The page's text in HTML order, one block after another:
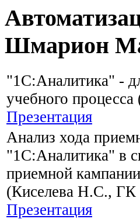
Шмарион
"1С:Аналитика" -
учебного
Презентация
Анализ хода
"1С:Аналитика" в
приемной
(Киселева Н.С., ГК
Презентация